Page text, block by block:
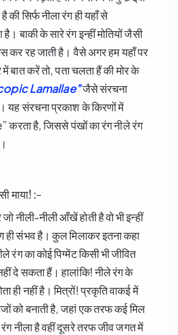
की सिर्फ नीला रंग ही यहाँ से
है। बाकी के सारे रंग इन्हीं मोतियों जैसी
कर रह जाती है। वैसे अगर हम यहाँ पर
में बात करें तो, पता चलता हैं की मोर के
Lamallae”जैसे संरचना
यह संरचना प्रकाश के किरणों में
है, जिससे पंखों का रंग नीले रंग
माया! :-
नीली-नीली आँखें होती है वो भी इन्हीं
संभव है। कुल मिलाकर इतना कहा
रंग का कोई पिग्मेंट किसी भी जीवित
दे सकता हैं। हालांकि! नीले रंग के
ही नहीं है। मित्रों! प्रकृति वाकई में
को बनाती है, जहां एक तरफ कई मिल
रंग नीला है वहीं दूसरे तरफ जीव जगत में